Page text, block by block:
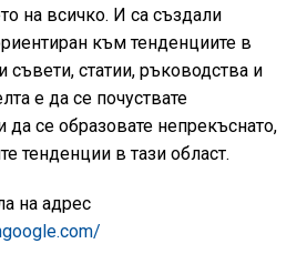
на всичко. И са създали
към тенденциите в
съвети, статии, ръководства и
е да се почуствате
да се образовате непрекъснато,
тенденции в тази област.
на адрес